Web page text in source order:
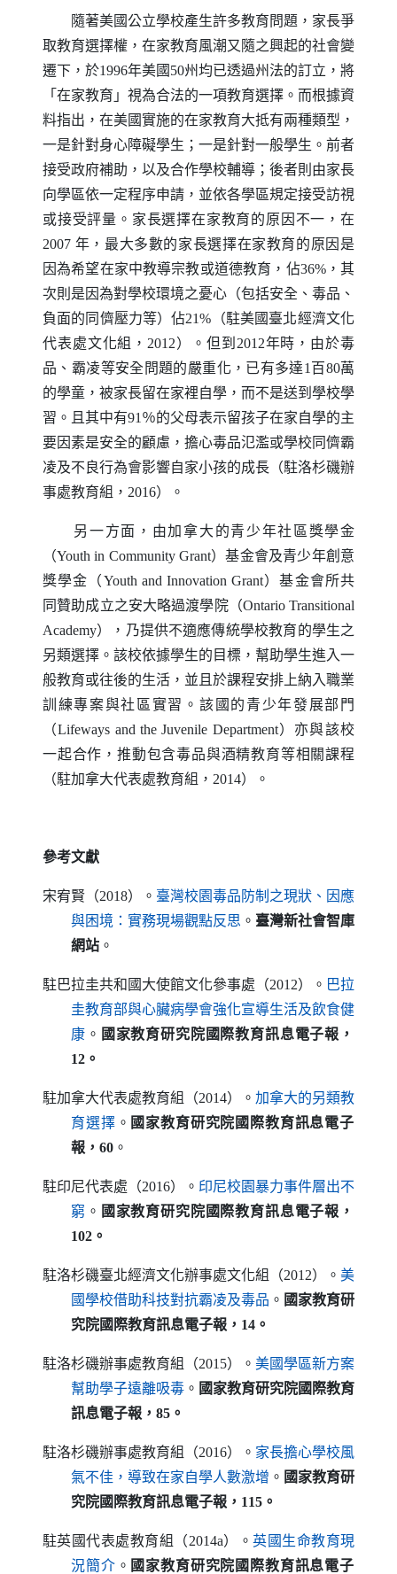
隨著美國公立學校產生許多教育問題，家長爭
取教育選擇權，在家教育風潮又隨之興起的社會變
遷下，於1996年美國50州均已透過州法的訂立，將
「在家教育」視為合法的一項教育選擇。而根據資
料指出，在美國實施的在家教育大抵有兩種類型，
一是針對身心障礙學生；一是針對一般學生。前者
接受政府補助，以及合作學校輔導；後者則由家長
向學區依一定程序申請，並依各學區規定接受訪視
或接受評量。家長選擇在家教育的原因不一，在
2007 年，最大多數的家長選擇在家教育的原因是
因為希望在家中教導宗教或道德教育，佔36%，其
次則是因為對學校環境之憂心（包括安全、毒品、
負面的同儕壓力等）佔21%（駐美國臺北經濟文化
代表處文化組，2012）。但到2012年時，由於毒
品、霸凌等安全問題的嚴重化，已有多達1百80萬
的學童，被家長留在家裡自學，而不是送到學校學
習。且其中有91％的父母表示留孩子在家自學的主
要因素是安全的顧慮，擔心毒品氾濫或學校同儕霸
凌及不良行為會影響自家小孩的成長（駐洛杉磯辦
事處教育組，2016）。
另一方面，由加拿大的青少年社區獎學金
（Youth in Community Grant）基金會及青少年創意
獎學金（Youth and Innovation Grant）基金會所共
同贊助成立之安大略過渡學院（Ontario Transitional
Academy），乃提供不適應傳統學校教育的學生之
另類選擇。該校依據學生的目標，幫助學生進入一
般教育或往後的生活，並且於課程安排上納入職業
訓練專案與社區實習。該國的青少年發展部門
（Lifeways and the Juvenile Department）亦與該校
一起合作，推動包含毒品與酒精教育等相關課程
（駐加拿大代表處教育組，2014）。
參考文獻
宋宥賢（2018）。 臺灣校園毒品防制之現狀、因應
與困境：實務現場觀點反思（另開新視窗）
。 臺灣新社會智庫
網站 。
駐巴拉圭共和國大使館文化參事處（2012）。 巴拉
圭教育部與心臟病學會強化宣導生活及飲食健
康
（另開新視窗）
。 國家教育研究院國際教育訊息電子報，
12。
駐加拿大代表處教育組（2014）。 加拿大的另類教
育選擇
（另開新視窗）
。 國家教育研究院 國際教育訊息電子
報，60 。
駐印尼代表處（2016）。 印尼校園暴力事件層出不
窮
（另開新視窗）
。 國家教育研究院 國際教育訊息電子報，
102 。
駐洛杉磯臺北經濟文化辦事處文化組（2012）。 美
國學校借助科技對抗霸凌及毒品（另開新視窗）
。 國家教育研
究院國際教育訊息電子報，14 。
駐洛杉磯辦事處教育組（2015）。 美國學區新方案
幫助學子遠離吸毒（另開新視窗）
。 國家教育研究院國際教育
訊息電子報，85 。
駐洛杉磯辦事處教育組（2016）。 家長擔心學校風
氣不佳，導致在家自學人數激增（另開新視窗）
。 國家教育研
究院國際教育訊息電子報，115 。
駐英國代表處教育組（2014a）。英國生命教育現
況簡介
（另開新視窗）
。 國家教育研究院 國際教育訊息電子